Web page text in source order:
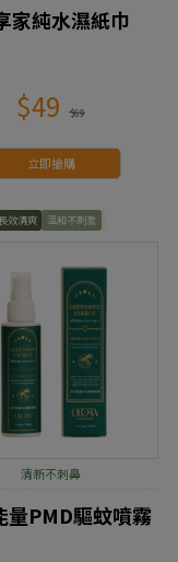
家純水濕紙巾
$49 $69
立即搶購
效清爽 溫和不刺激
清新不刺鼻
量PMD驅蚊噴霧